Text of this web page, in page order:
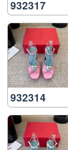
932317
932314